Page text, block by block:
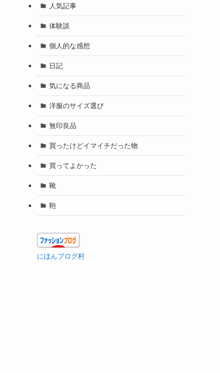
人気記事
体験談
個人的な感想
日記
気になる商品
洋服のサイズ選び
無印良品
買ったけどイマイチだった物
買ってよかった
靴
鞄
にほんブログ村